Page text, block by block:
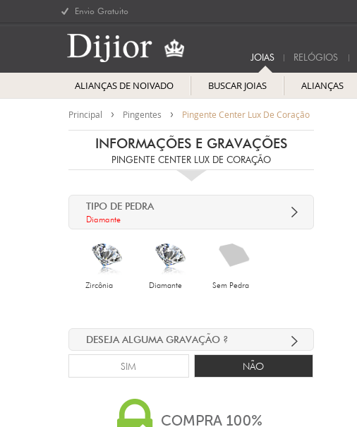
Envio Gratuito
JOIAS RELÓGIOS
ALIANÇAS DE NOIVADO BUSCAR JOIAS ALIANÇAS
Principal Pingentes Pingente Center Lux De Coração
INFORMAÇÕES E GRAVAÇÕES
PINGENTE CENTER LUX DE CORAÇÃO
TIPO DE PEDRA
Diamante
Zircônia Diamante Sem Pedra
DESEJA ALGUMA GRAVAÇÃO ?
SIM NÃO